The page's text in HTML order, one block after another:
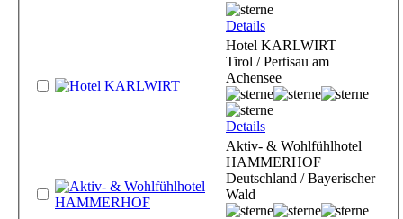
Details
Hotel KARLWIRT
Tirol / Pertisau am
Achensee
Details
Aktiv- & Wohlfühlhotel
HAMMERHOF
Deutschland / Bayerischer
Wald